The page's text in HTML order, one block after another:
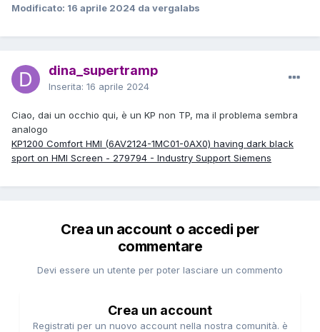
Modificato: 16 aprile 2024 da vergalabs
dina_supertramp
Inserita: 16 aprile 2024
Ciao, dai un occhio qui, è un KP non TP, ma il problema sembra
analogo
KP1200 Comfort HMI (6AV2124-1MC01-0AX0) having dark black
sport on HMI Screen - 279794 - Industry Support Siemens
Crea un account o accedi per
commentare
Devi essere un utente per poter lasciare un commento
Crea un account
Registrati per un nuovo account nella nostra comunità. è